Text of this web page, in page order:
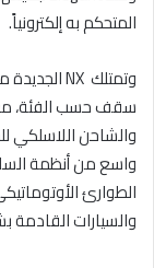
المتحكم به إلكترونياً.
وتمتلك NX
سقف حسب الفئة،
واسع من أنظمة
الطوارئ
والسيارات